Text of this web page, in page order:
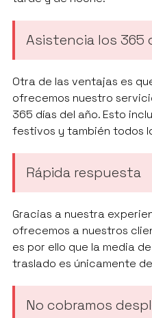
Asistencia los 365
Otra de las ventajas es
ofrecemos nuestro
365 días del año. Esto
festivos y también todos
Rápida respuesta
Gracias a nuestra
ofrecemos a nuestros
es por ello que la media
traslado es únicamente
No cobramos